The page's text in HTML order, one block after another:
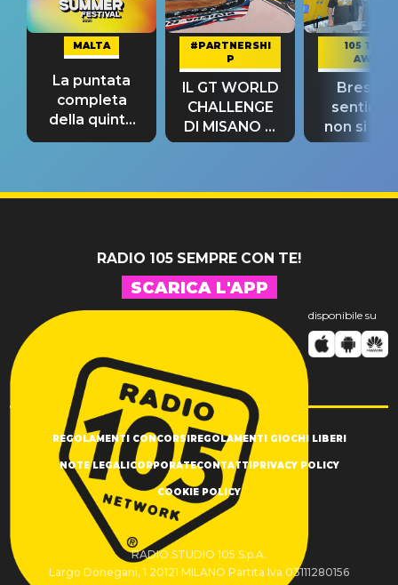
MALTA
La puntata
completa
della quinta
tappa
#PARTNERSHI
P
IL GT WORLD
CHALLENGE
DI MISANO si
riconferma
105 TAKE
AWAY
Bresh:
non si
fino alla
RADIO 105 SEMPRE CON TE!
SCARICA L'APP
disponibile su
REGOLAMENTI CONCORSI REGOLAMENTI GIOCHI LIBERI
NOTE LEGALI CORPORATECONTATTI PRIVACY POLICY
COOKIE POLICY
RADIO STUDIO 105 S.p.A.
Largo Donegani, 1 20121 MILANO Partita Iva 03111280156